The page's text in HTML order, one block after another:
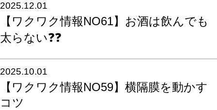
2025.12.01
【ワクワク情報NO61】お酒は飲んでも
太らない❓❓
2025.10.01
【ワクワク情報NO59】横隔膜を動かす
コツ